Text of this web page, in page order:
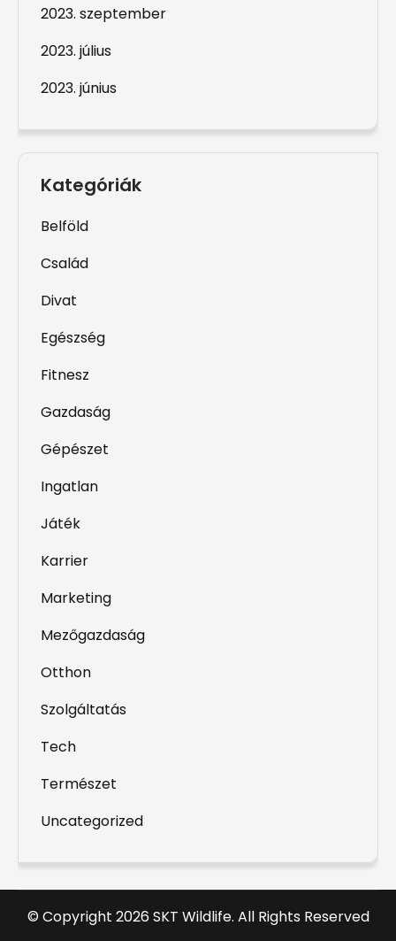
2023. szeptember
2023. július
2023. június
Kategóriák
Belföld
Család
Divat
Egészség
Fitnesz
Gazdaság
Gépészet
Ingatlan
Játék
Karrier
Marketing
Mezőgazdaság
Otthon
Szolgáltatás
Tech
Természet
Uncategorized
© Copyright 2026 SKT Wildlife. All Rights Reserved